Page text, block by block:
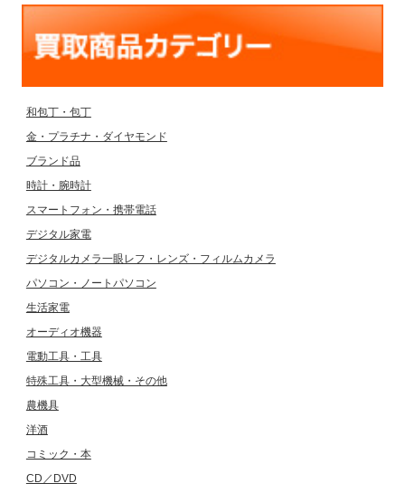
和包丁・包丁
金・プラチナ・ダイヤモンド
ブランド品
時計・腕時計
スマートフォン・携帯電話
デジタル家電
デジタルカメラ一眼レフ・レンズ・フィルムカメラ
パソコン・ノートパソコン
生活家電
オーディオ機器
電動工具・工具
特殊工具・大型機械・その他
農機具
洋酒
コミック・本
CD／DVD